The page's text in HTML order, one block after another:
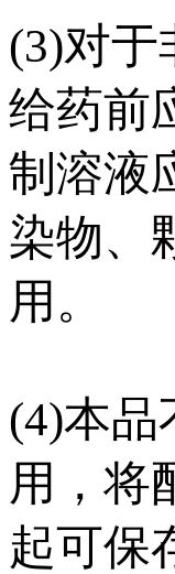
(3)对于
给药前
制溶液
染物、
用。
(4)本品
用，将
起可保